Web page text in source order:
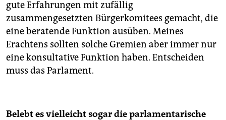
gute Erfahrungen mit zufällig
zusammengesetzten Bürgerkomitees gemacht, die
eine beratende Funktion ausüben. Meines
Erachtens sollten solche Gremien aber immer nur
eine konsultative Funktion haben. Entscheiden
muss das Parlament.
Belebt es vielleicht sogar die parlamentarische